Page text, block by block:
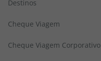
Destinos
Cheque Viagem
Cheque Viagem Corporativo